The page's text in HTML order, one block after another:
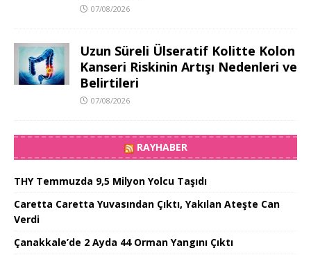
07/08/2026
Uzun Süreli Ülseratif Kolitte Kolon
Kanseri Riskinin Artışı Nedenleri ve
Belirtileri
07/08/2026
RAYHABER
THY Temmuzda 9,5 Milyon Yolcu Taşıdı
Caretta Caretta Yuvasından Çıktı, Yakılan Ateşte Can
Verdi
Çanakkale’de 2 Ayda 44 Orman Yangını Çıktı